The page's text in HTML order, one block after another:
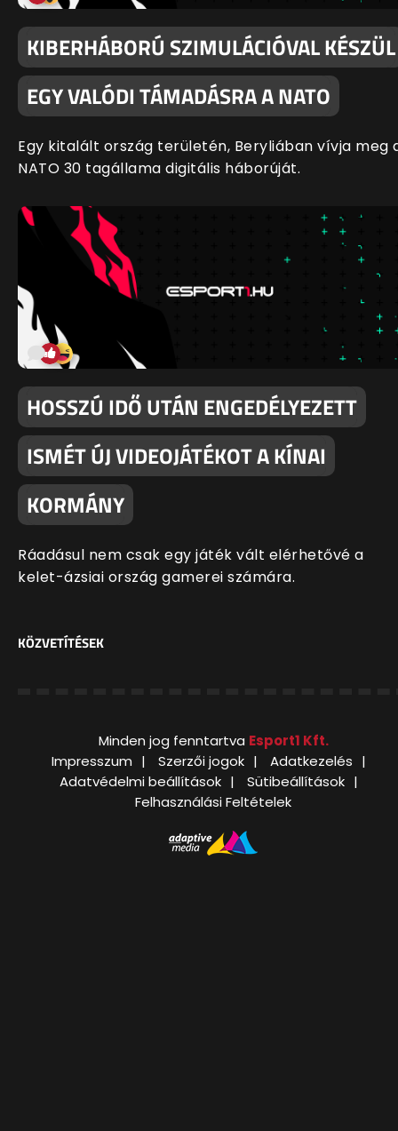
KIBERHÁBORÚ SZIMULÁCIÓVAL KÉSZÜL
EGY VALÓDI TÁMADÁSRA A NATO
Egy kitalált ország területén, Beryliában vívja meg
NATO 30 tagállama digitális háborúját.
HOSSZÚ IDŐ UTÁN ENGEDÉLYEZETT
ISMÉT ÚJ VIDEOJÁTÉKOT A KÍNAI
KORMÁNY
Ráadásul nem csak egy játék vált elérhetővé a
kelet-ázsiai ország gamerei számára.
KÖZVETÍTÉSEK
Minden jog fenntartva Esport1 Kft.
Impresszum
Szerzői jogok
Adatkezelés
Adatvédelmi beállítások
Sütibeállítások
Felhasználási Feltételek